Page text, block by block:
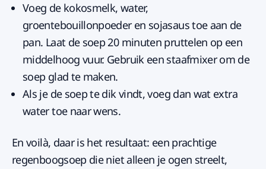
Voeg de kokosmelk, water,
groentebouillonpoeder en sojasaus toe aan de
pan. Laat de soep 20 minuten pruttelen op een
middelhoog vuur. Gebruik een staafmixer om de
soep glad te maken.
Als je de soep te dik vindt, voeg dan wat extra
water toe naar wens.
En voilà, daar is het resultaat: een prachtige
regenboogsoep die niet alleen je ogen streelt,